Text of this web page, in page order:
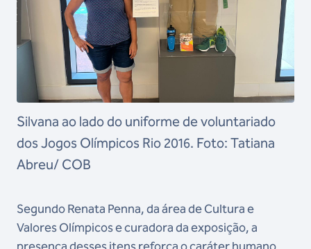
Silvana ao lado do uniforme de voluntariado
dos Jogos Olímpicos Rio 2016. Foto: Tatiana
Abreu/ COB
Segundo Renata Penna, da área de Cultura e
Valores Olímpicos e curadora da exposição, a